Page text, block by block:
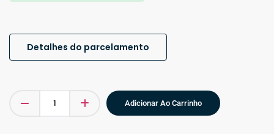
Detalhes do parcelamento
Adicionar Ao Carrinho